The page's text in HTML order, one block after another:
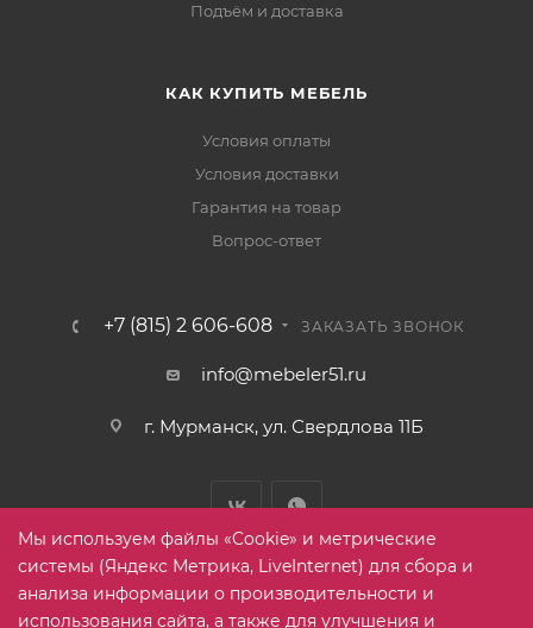
Подъём и доставка
КАК КУПИТЬ МЕБЕЛЬ
Условия оплаты
Условия доставки
Гарантия на товар
Вопрос-ответ
+7 (815) 2 606-608 ЗАКАЗАТЬ ЗВОНОК
info@mebeler51.ru
г. Мурманск, ул. Свердлова 11Б
Мы используем файлы «Cookie» и метрические
системы (Яндекс Метрика, LiveInternet) для сбора и
анализа информации о производительности и
использования сайта, а также для улучшения и